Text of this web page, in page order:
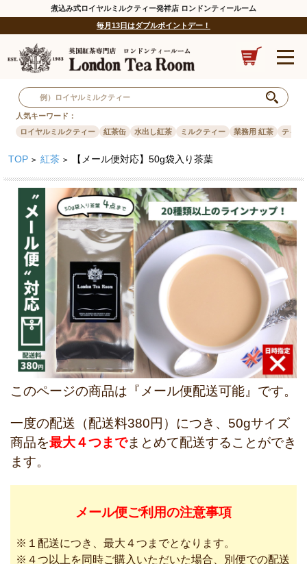
煮込み式ロイヤルミルクティー発祥店 ロンドンティールーム
毎月13日はダブルポイントデー！
人気キーワード：
ロイヤルミルクティー
紅茶缶 水出し紅茶 ミルクティー 業務用 紅茶 ティー
TOP > 紅茶 > 【メール便対応】50g袋入り茶葉
このページの商品は『メール便配送可能』です。
一度の配送（配送料380円）につき、50gサイズ
商品を最大４つまでまとめて配送することができ
ます。
メール便ご利用の注意事項
※１配送につき、最大４つまでとなります。
※４つ以上を同時ご購入いただいた場合、別便での配送